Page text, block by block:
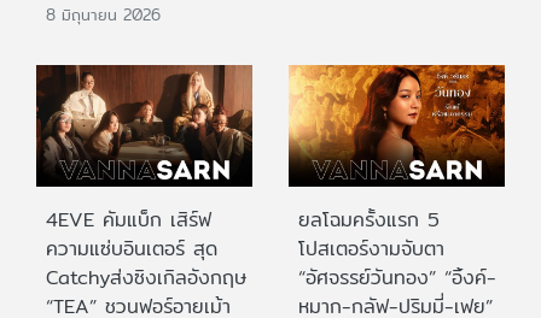
8 มิถุนายน 2026
4EVE คัมแบ็ก เสิร์ฟ
ความแซ่บอินเตอร์ สุด
Catchyส่งซิงเกิลอังกฤษ
“TEA” ชวนฟอร์อายเม้า
ยลโฉมครั้งแรก 5
โปสเตอร์งามจับตา
“อัศจรรย์วันทอง” “อิ้งค์-
หมาก-กลัฟ-ปริมมี่-เฟย”